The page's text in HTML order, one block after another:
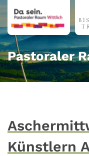
Zum Inhalt springen
Pastoraler
Künstlern